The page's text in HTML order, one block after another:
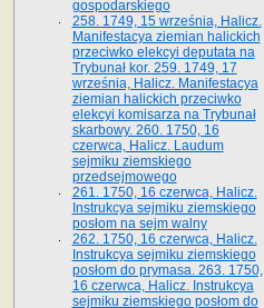
gospodarskiego
258. 1749, 15 września, Halicz.
Manifestacya ziemian halickich
przeciwko elekcyi deputata na
Trybunał kor. 259. 1749, 17
września, Halicz. Manifestacya
ziemian halickich przeciwko
elekcyi komisarza na Trybunał
skarbowy. 260. 1750, 16
czerwca, Halicz. Laudum
sejmiku ziemskiego
przedsejmowego
261. 1750, 16 czerwca, Halicz.
Instrukcya sejmiku ziemskiego
posłom na sejm walny
262. 1750, 16 czerwca, Halicz.
Instrukcya sejmiku ziemskiego
posłom do prymasa. 263. 1750,
16 czerwca, Halicz. Instrukcya
sejmiku ziemskiego posłom do